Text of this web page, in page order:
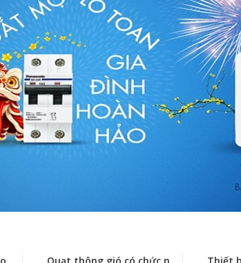
Quạt trần 5 cánh Panasonic F-60GDS
Quạt thông gió có chức năng sưởi ấm, dùng cho phòng tắm - FV-30BZ1